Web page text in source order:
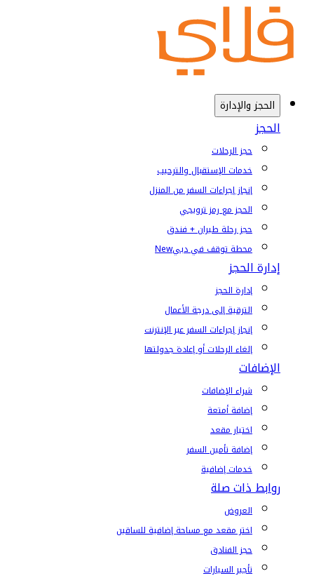
الحجز والإدارة
الحجز
حجز الرحلات
خدمات الإستقبال والترحيب
إنجاز إجراءات السفر من المنزل
الحجز مع رمز ترويجي
حجز رحلة طيران + فندق
محطة توقف في دبيNew
إدارة الحجز
إدارة الحجز
الترقية إلى درجة الأعمال
إنجاز إجراءات السفر عبر الإنترنت
إلغاء الرحلات أو إعادة جدولتها
الإضافات
شراء الإضافات
إضافة أمتعة
اختيار مقعد
إضافة تأمين السفر
خدمات إضافية
روابط ذات صلة
العروض
اختر مقعد مع مساحة إضافية للساقين
حجز الفنادق
تأجير السيارات